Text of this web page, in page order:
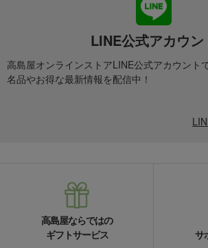
誕生日プレゼント
ルームアクセサリ
その他のルームアクセサリー・インテリア雑貨
光春窯 うつわになる鏡餅 蜜柑
高島屋のギフト
快気内祝い
光春窯 うつわに
ルームアクセサリ
LINE公式アカウン
高島屋オンラインストアLINE公式アカウント
名品やお得な最新情報を配信中！
高島屋ならではの
ギフトサービス
サ